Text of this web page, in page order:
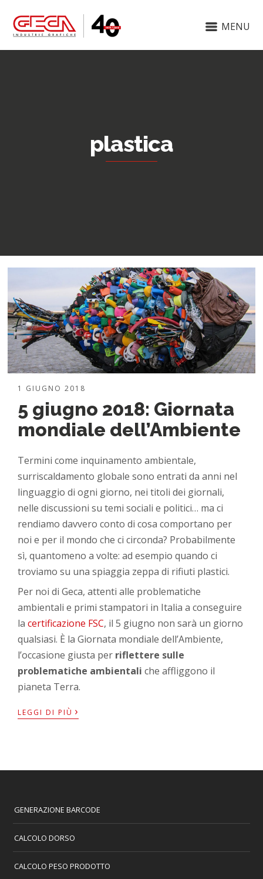
MENU
plastica
1 GIUGNO 2018
5 giugno 2018: Giornata
mondiale dell’Ambiente
Termini come inquinamento ambientale,
surriscaldamento globale sono entrati da anni nel
linguaggio di ogni giorno, nei titoli dei giornali,
nelle discussioni su temi sociali e politici… ma ci
rendiamo davvero conto di cosa comportano per
noi e per il mondo che ci circonda? Probabilmente
sì, quantomeno a volte: ad esempio quando ci
troviamo su una spiaggia zeppa di rifiuti plastici.
Per noi di Geca, attenti alle problematiche
ambientali e primi stampatori in Italia a conseguire
lacertificazione FSC, il 5 giugno non sarà un giorno
qualsiasi. È la Giornata mondiale dell’Ambiente,
l’occasione giusta per riflettere sulle
problematiche ambientali che affliggono il
pianeta Terra.
LEGGI DI PIÙ ›
GENERAZIONE BARCODE
CALCOLO DORSO
CALCOLO PESO PRODOTTO